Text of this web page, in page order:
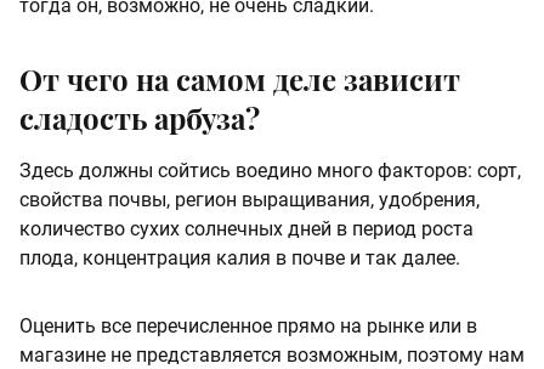
тогда он, возможно, не очень сладкий.
От чего на самом деле зависит
сладость арбуза?
Здесь должны сойтись воедино много факторов: сорт,
свойства почвы, регион выращивания, удобрения,
количество сухих солнечных дней в период роста
плода, концентрация калия в почве и так далее.
Оценить все перечисленное прямо на рынке или в
магазине не представляется возможным, поэтому нам